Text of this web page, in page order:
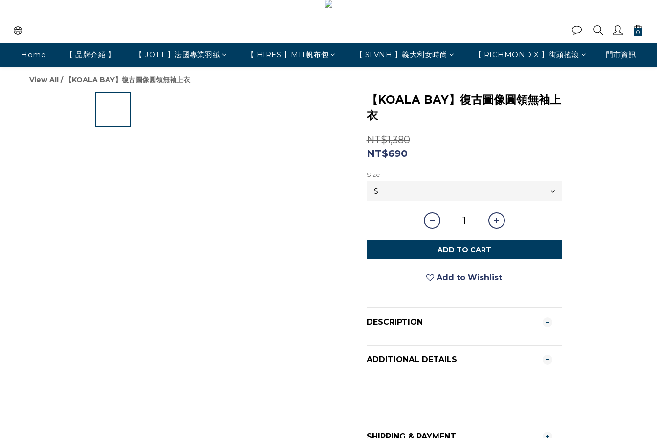
Home 【 品牌介紹 】 【 JOTT 】法國專業羽絨 【 HIRES 】MIT帆布包 【 SLVNH 】義大利女時尚 【 RICHMOND X 】街頭搖滾 門市資訊
View All / 【KOALA BAY】復古圖像圓領無袖上衣
【KOALA BAY】復古圖像圓領無袖上
衣
NT$1,380
NT$690
Size
ADD TO CART
Add to Wishlist
DESCRIPTION
ADDITIONAL DETAILS